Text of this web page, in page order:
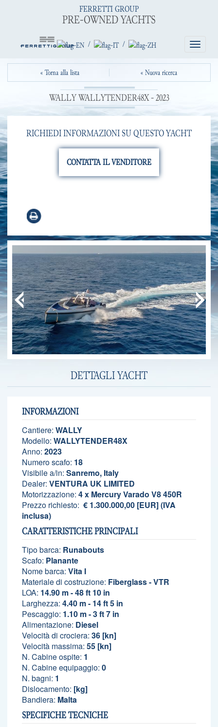
Toggle
FERRETTI GROUP
PRE-OWNED YACHTS
/ /
« Torna alla lista « Nuova ricerca
WALLY WALLYTENDER48X - 2023
RICHIEDI INFORMAZIONI SU QUESTO YACHT
DETTAGLI YACHT
INFORMAZIONI
Cantiere: WALLY
Modello: WALLYTENDER48X
Anno: 2023
Numero scafo: 18
Visibile a/in: Sanremo, Italy
Dealer: VENTURA UK LIMITED
Motorizzazione: 4 x Mercury Varado V8 450R
Prezzo richiesto: € 1.300.000,00 [EUR] (IVA
inclusa)
CARATTERISTICHE PRINCIPALI
Tipo barca: Runabouts
Scafo: Planante
Nome barca: Vita I
Materiale di costruzione: Fiberglass - VTR
LOA: 14.90 m - 48 ft 10 in
Larghezza: 4.40 m - 14 ft 5 in
Pescaggio: 1.10 m - 3 ft 7 in
Alimentazione: Diesel
Velocità di crociera: 36 [kn]
Velocità massima: 55 [kn]
N. Cabine ospite: 1
N. Cabine equipaggio: 0
N. bagni: 1
Dislocamento: [kg]
Bandiera: Malta
SPECIFICHE TECNICHE